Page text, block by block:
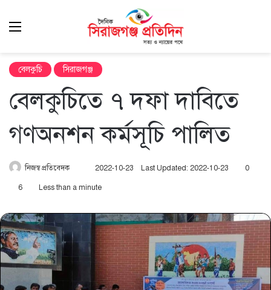
Menu
বেলকুচি সিরাজগঞ্জ
বেলকুচিতে ৭ দফা দাবিতে
গণঅনশন কর্মসূচি পালিত
নিজস্ব প্রতিবেদক
Send2022-10-23 Last Updated: 2022-10-23 0
6 Less than a minute